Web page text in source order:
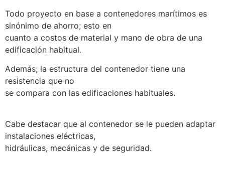
Todo proyecto en base a contenedores marítimos es
sinónimo de ahorro; esto en
cuanto a costos de material y mano de obra de una
edificación habitual.
Además; la estructura del contenedor tiene una
resistencia que no
se compara con las edificaciones habituales.
Cabe destacar que al contenedor se le pueden adaptar
instalaciones eléctricas,
hidráulicas, mecánicas y de seguridad.